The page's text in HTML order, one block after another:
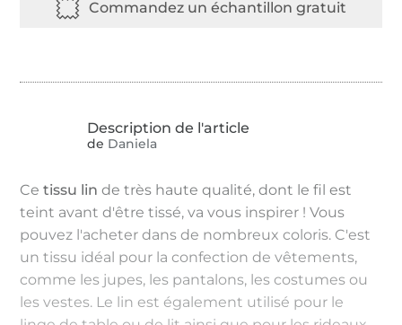
de Daniela
Cetissu lin de très haute qualité, dont le fil est
teint avant d'être tissé, va vous inspirer ! Vous
pouvez l'acheter dans de nombreux coloris. C'est
un tissu idéal pour la confection de vêtements,
comme les jupes, les pantalons, les costumes ou
les vestes. Le lin est également utilisé pour le